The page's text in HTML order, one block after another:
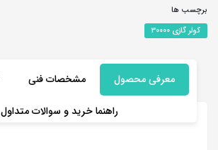
برچسب ها
کولر گازی 30000
معرفی محصول مشخصات فنی
راهنما خرید و سوالات متداول